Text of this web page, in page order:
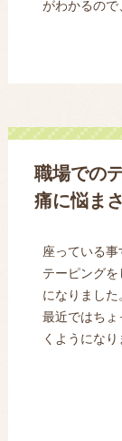
がわかるので
職場での
痛に悩ま
座っている
テーピング
になりました
最近ではちょ
くようになり